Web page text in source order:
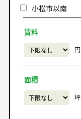
小松市以南
賃料
円
面積
坪